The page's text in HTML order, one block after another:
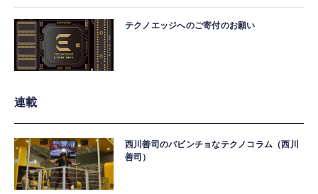
テクノエッジへのご寄付のお願い
連載
西川善司のバビンチョなテクノコラム（西川
善司）